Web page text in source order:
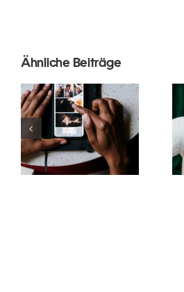
Ähnliche Beiträge
Die besten
Apps zur
Animation
von Fotos
für
ansprechende